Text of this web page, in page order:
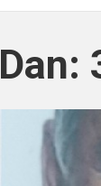
Dan: